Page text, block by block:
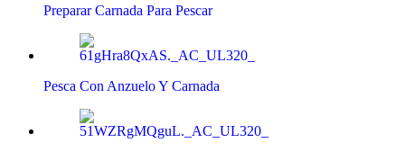
Preparar Carnada Para Pescar
Pesca Con Anzuelo Y Carnada